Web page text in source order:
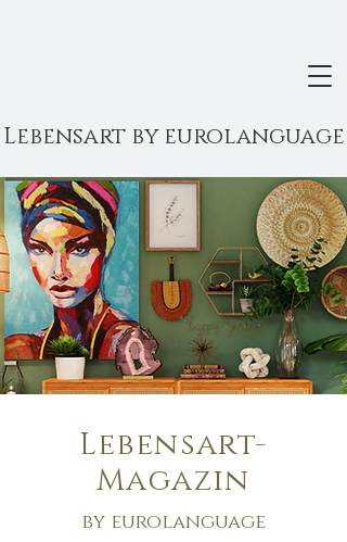
Lebensart by eurolanguage
Lebensart-
Magazin
by eurolanguage